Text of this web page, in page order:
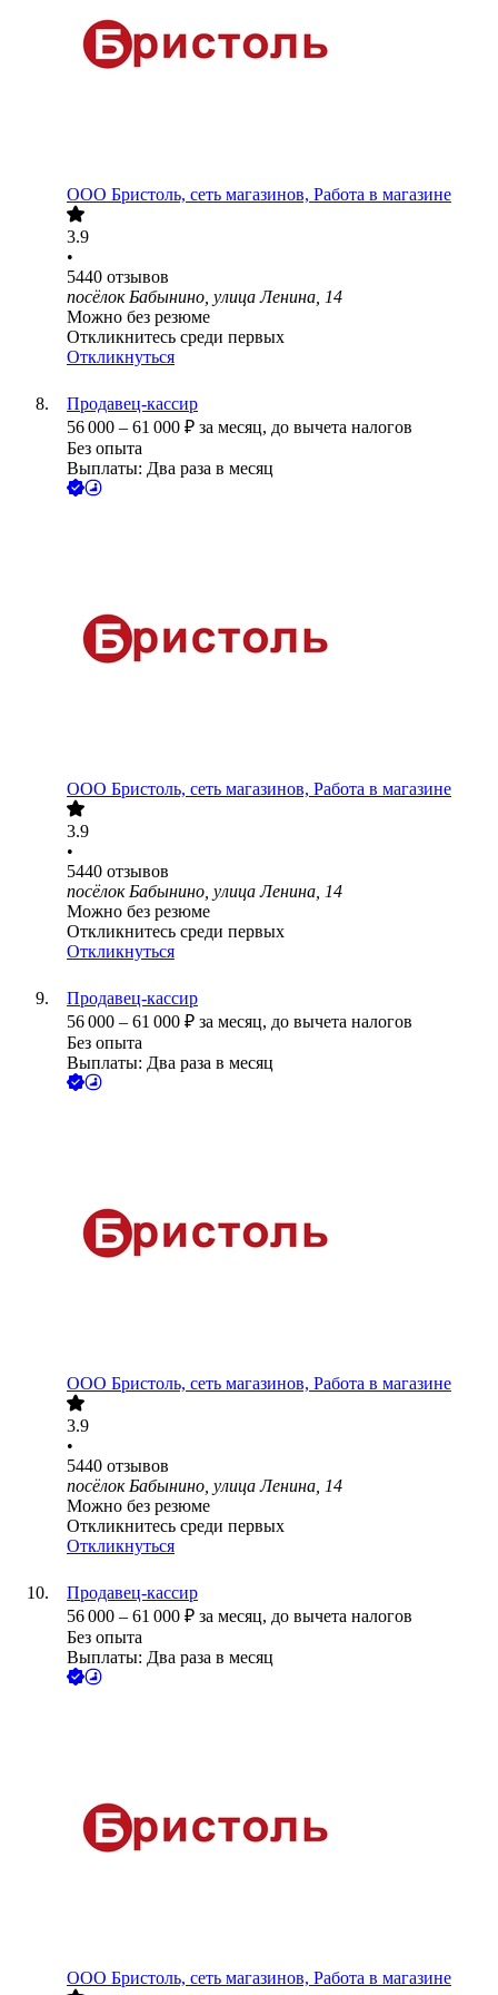
ООО Бристоль, сеть магазинов, Работа в магазине
3.9
•
5440 отзывов
посёлок Бабынино, улица Ленина, 14
Можно без резюме
Откликнитесь среди первых
Откликнуться
Продавец-кассир
56 000 – 61 000 ₽ за месяц, до вычета налогов
Без опыта
Выплаты: Два раза в месяц
ООО Бристоль, сеть магазинов, Работа в магазине
3.9
•
5440 отзывов
посёлок Бабынино, улица Ленина, 14
Можно без резюме
Откликнитесь среди первых
Откликнуться
Продавец-кассир
56 000 – 61 000 ₽ за месяц, до вычета налогов
Без опыта
Выплаты: Два раза в месяц
ООО Бристоль, сеть магазинов, Работа в магазине
3.9
•
5440 отзывов
посёлок Бабынино, улица Ленина, 14
Можно без резюме
Откликнитесь среди первых
Откликнуться
Продавец-кассир
56 000 – 61 000 ₽ за месяц, до вычета налогов
Без опыта
Выплаты: Два раза в месяц
ООО Бристоль, сеть магазинов, Работа в магазине